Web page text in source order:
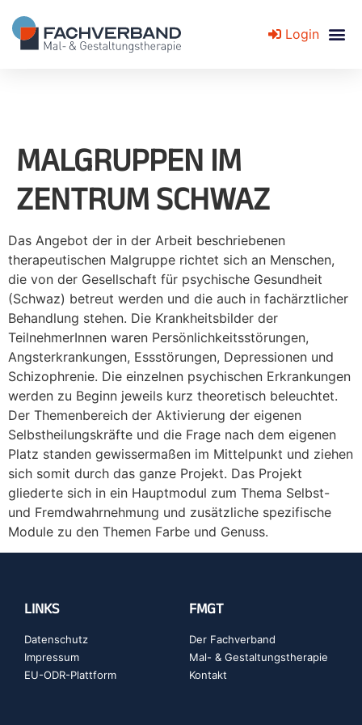
Login
MALGRUPPEN IM
ZENTRUM SCHWAZ
Das Angebot der in der Arbeit beschriebenen
therapeutischen Malgruppe richtet sich an Menschen,
die von der Gesellschaft für psychische Gesundheit
(Schwaz) betreut werden und die auch in fachärztlicher
Behandlung stehen. Die Krankheitsbilder der
TeilnehmerInnen waren Persönlichkeitsstörungen,
Angsterkrankungen, Essstörungen, Depressionen und
Schizophrenie. Die einzelnen psychischen Erkrankungen
werden zu Beginn jeweils kurz theoretisch beleuchtet.
Der Themenbereich der Aktivierung der eigenen
Selbstheilungskräfte und die Frage nach dem eigenen
Platz standen gewissermaßen im Mittelpunkt und ziehen
sich somit durch das ganze Projekt. Das Projekt
gliederte sich in ein Hauptmodul zum Thema Selbst-
und Fremdwahrnehmung und zusätzliche spezifische
Module zu den Themen Farbe und Genuss.
LINKS
Datenschutz
Impressum
EU-ODR-Plattform
FMGT
Der Fachverband
Mal- & Gestaltungstherapie
Kontakt